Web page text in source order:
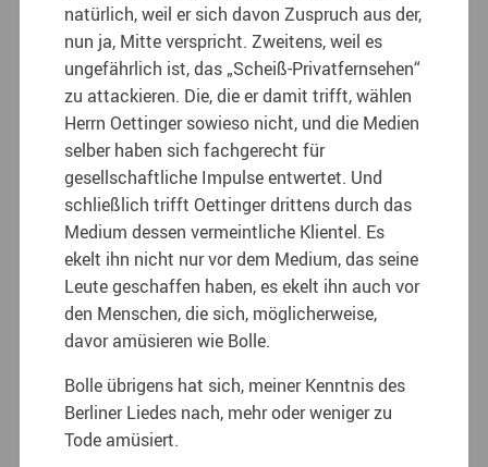
natürlich, weil er sich davon Zuspruch aus der,
nun ja, Mitte verspricht. Zweitens, weil es
ungefährlich ist, das „Scheiß-Privatfernsehen“
zu attackieren. Die, die er damit trifft, wählen
Herrn Oettinger sowieso nicht, und die Medien
selber haben sich fachgerecht für
gesellschaftliche Impulse entwertet. Und
schließlich trifft Oettinger drittens durch das
Medium dessen vermeintliche Klientel. Es
ekelt ihn nicht nur vor dem Medium, das seine
Leute geschaffen haben, es ekelt ihn auch vor
den Menschen, die sich, möglicherweise,
davor amüsieren wie Bolle.
Bolle übrigens hat sich, meiner Kenntnis des
Berliner Liedes nach, mehr oder weniger zu
Tode amüsiert.